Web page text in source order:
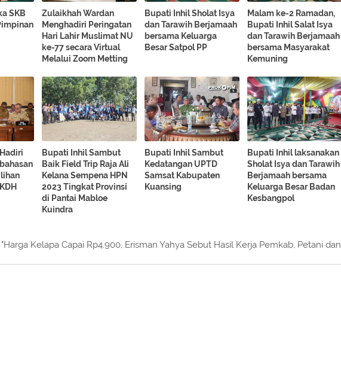
SKB
Zulaikhah Wardan
Menghadiri Peringatan
Hari Lahir Muslimat NU
ke-77 secara Virtual
Melalui Zoom Metting
Bupati Inhil Sholat Isya
dan Tarawih Berjamaah
bersama Keluarga
Besar Satpol PP
Malam ke-2 Ramadan,
Bupati Inhil Salat Isya
dan Tarawih Berjamaah
bersama Masyarakat
Kemuning
Bupati Inhil Sambut
Baik Field Trip Raja Ali
Kelana Sempena HPN
2023 Tingkat Provinsi
di Pantai Mabloe
Kuindra
Bupati Inhil Sambut
Kedatangan UPTD
Samsat Kabupaten
Kuansing
Bupati Inhil laksanakan
Sholat Isya dan Tarawih
Berjamaah bersama
Keluarga Besar Badan
Kesbangpol
Kelapa Capai Rp4.900, Erisman Yahya Sebut Hasil Kerja Pemkab, Petani dan